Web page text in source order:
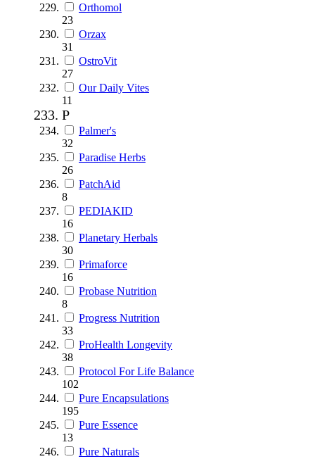
Orthomol
23
Orzax
31
OstroVit
27
Our Daily Vites
11
P
Palmer's
32
Paradise Herbs
26
PatchAid
8
PEDIAKID
16
Planetary Herbals
30
Primaforce
16
Probase Nutrition
8
Progress Nutrition
33
ProHealth Longevity
38
Protocol For Life Balance
102
Pure Encapsulations
195
Pure Essence
13
Pure Naturals